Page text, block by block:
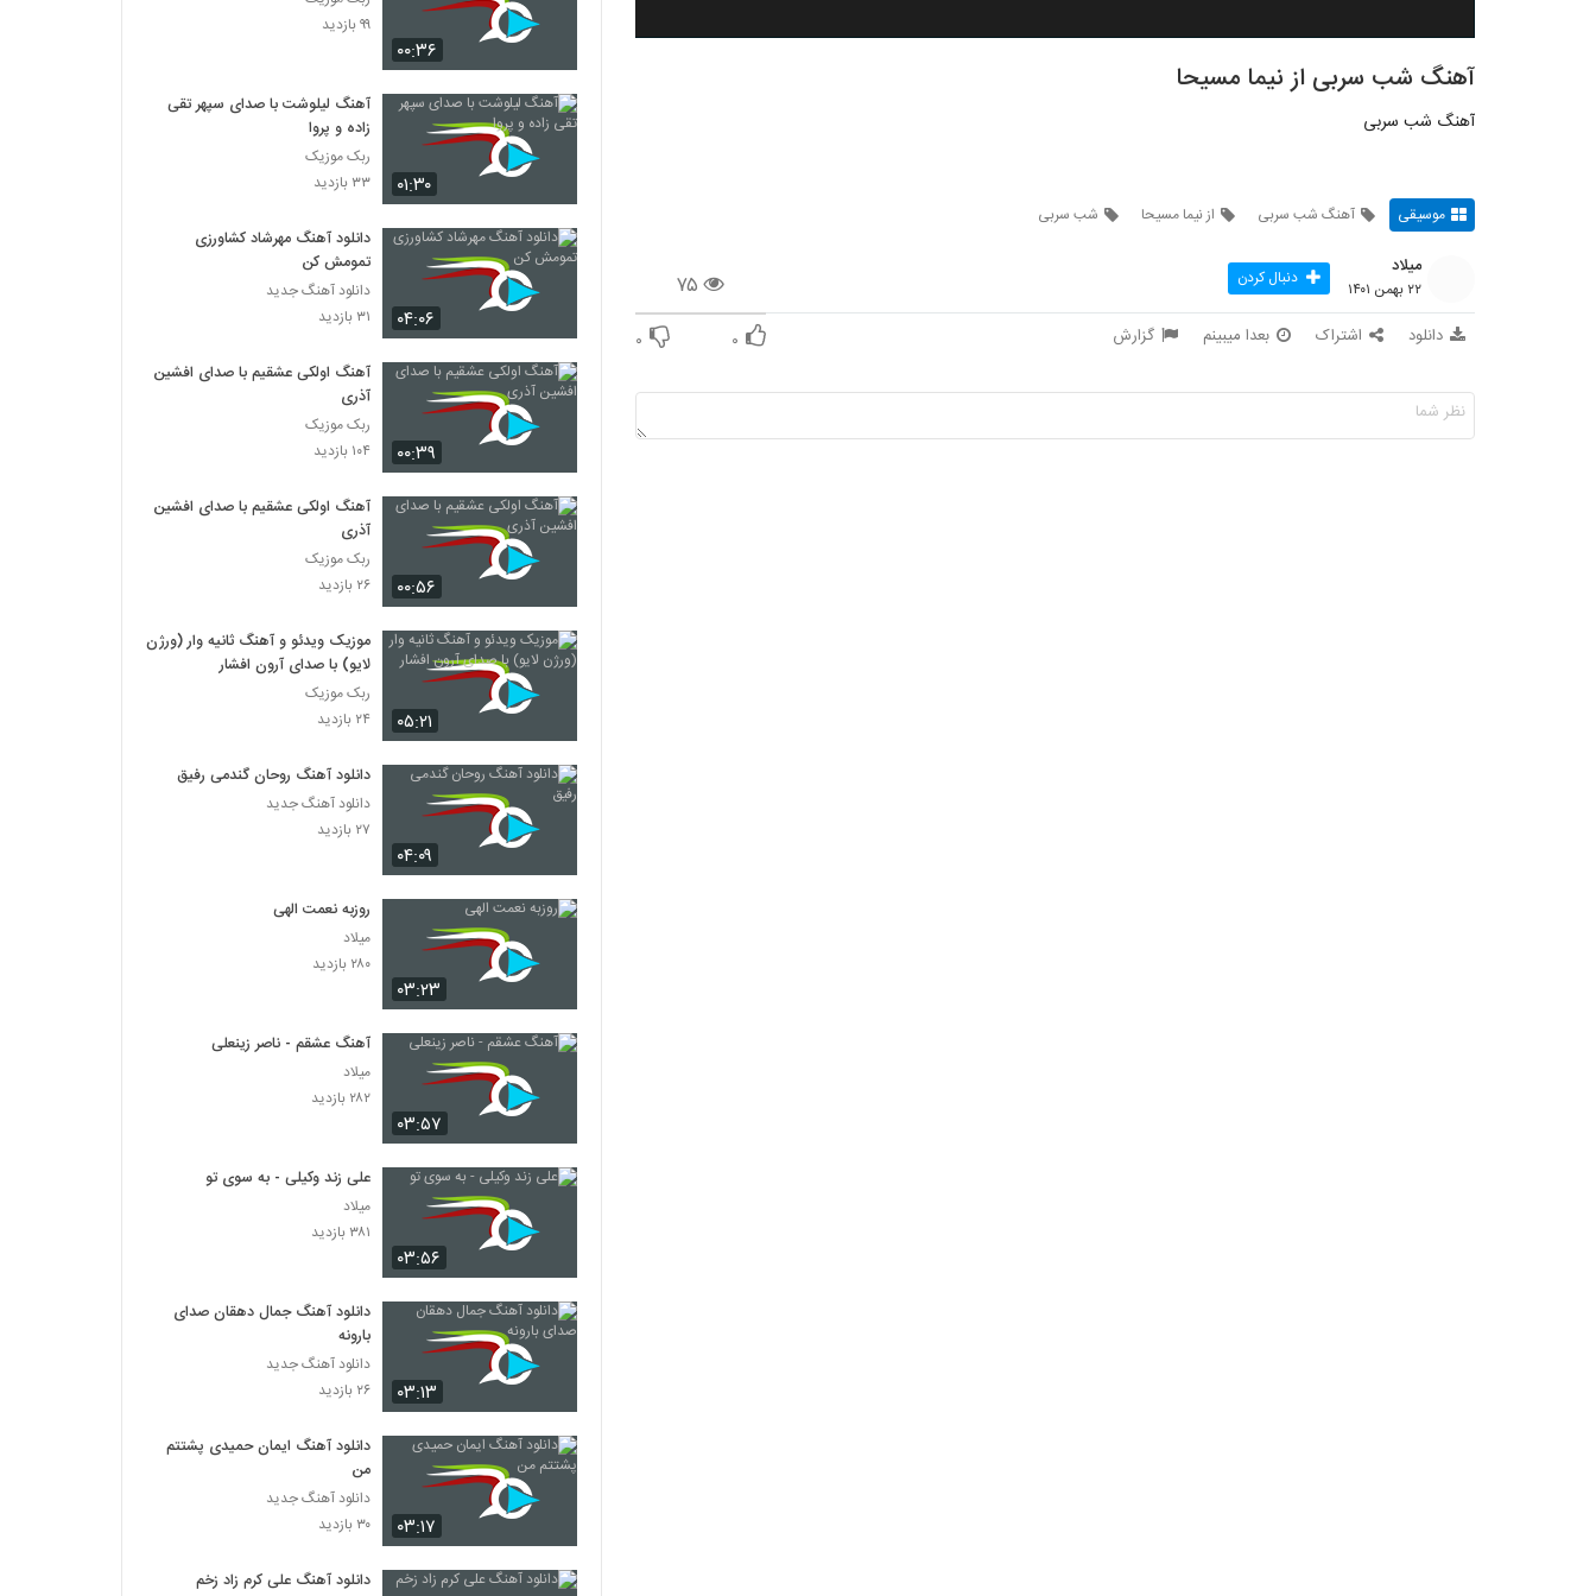
آهنگ شب سربی از نیما مسیحا
آهنگ شب سربی
موسیقی آهنگ شب سربی از نیما مسیحا شب سربی
۷۵
میلاد
۲۲ بهمن ۱۴۰۱ دنبال کردن
دانلود اشتراک بعدا میبینم گزارش ۰ ۰
۰۰:۳۶
۹۹ بازدید
۰۱:۳۰
آهنگ لیلوشت با صدای سپهر تقی
زاده و پروا
ربک موزیک
۳۳ بازدید
۰۴:۰۶
دانلود آهنگ مهرشاد کشاورزی
تمومش کن
دانلود آهنگ جدید
۳۱ بازدید
۰۰:۳۹
آهنگ اولکی عشقیم با صدای افشین
آذری
ربک موزیک
۱۰۴ بازدید
۰۰:۵۶
آهنگ اولکی عشقیم با صدای افشین
آذری
ربک موزیک
۲۶ بازدید
۰۵:۲۱
موزیک ویدئو و آهنگ ثانیه وار (ورژن
لایو) با صدای آرون افشار
ربک موزیک
۲۴ بازدید
۰۴:۰۹
دانلود آهنگ روحان گندمی رفیق
دانلود آهنگ جدید
۲۷ بازدید
۰۳:۲۳
روزبه نعمت الهی
میلاد
۲۸۰ بازدید
۰۳:۵۷
آهنگ عشقم - ناصر زینعلی
میلاد
۲۸۲ بازدید
۰۳:۵۶
علی زند وکیلی - به سوی تو
میلاد
۳۸۱ بازدید
۰۳:۱۳
دانلود آهنگ جمال دهقان صدای
بارونه
دانلود آهنگ جدید
۲۶ بازدید
۰۳:۱۷
دانلود آهنگ ایمان حمیدی پشتتم
من
دانلود آهنگ جدید
۳۰ بازدید
دانلود آهنگ علی کرم زاد زخم